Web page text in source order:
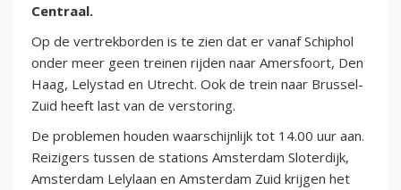
Centraal.
Op de vertrekborden is te zien dat er vanaf Schiphol
onder meer geen treinen rijden naar Amersfoort, Den
Haag, Lelystad en Utrecht. Ook de trein naar Brussel-
Zuid heeft last van de verstoring.
De problemen houden waarschijnlijk tot 14.00 uur aan.
Reizigers tussen de stations Amsterdam Sloterdijk,
Amsterdam Lelylaan en Amsterdam Zuid krijgen het